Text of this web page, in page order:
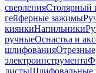
сверленияСтолярный
гейферные зажимы
киянкиНапильники
ручныеОснастка и
шлифования
электроинструмента
листыШлифовальные